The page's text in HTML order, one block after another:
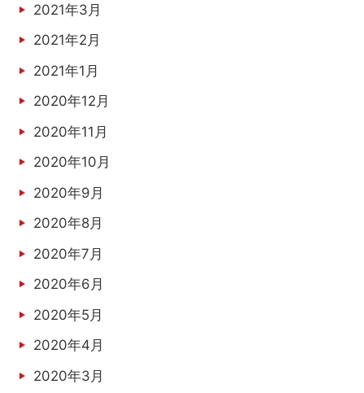
2021年3月
2021年2月
2021年1月
2020年12月
2020年11月
2020年10月
2020年9月
2020年8月
2020年7月
2020年6月
2020年5月
2020年4月
2020年3月